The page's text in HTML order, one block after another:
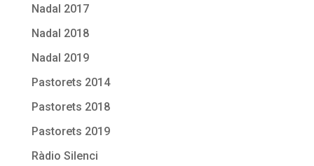
Nadal 2017
Nadal 2018
Nadal 2019
Pastorets 2014
Pastorets 2018
Pastorets 2019
Ràdio Silenci